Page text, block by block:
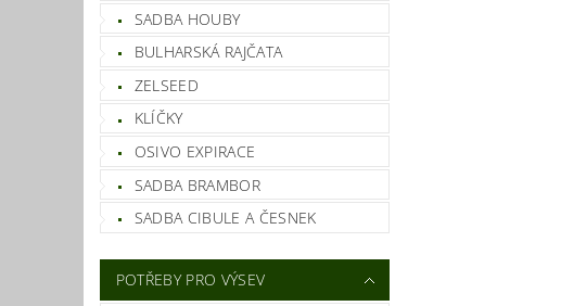
SADBA HOUBY
BULHARSKÁ RAJČATA
ZELSEED
KLÍČKY
OSIVO EXPIRACE
SADBA BRAMBOR
SADBA CIBULE A ČESNEK
POTŘEBY PRO VÝSEV